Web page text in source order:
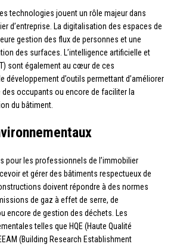
technologies jouent un rôle majeur dans
d’entreprise. La digitalisation des espaces de
gestion des flux de personnes et une
des surfaces. L’intelligence artificielle et
sont également au cœur de ces
développement d’outils permettant d’améliorer
des occupants ou encore de faciliter la
du bâtiment.
pour les professionnels de l’immobilier
et gérer des bâtiments respectueux de
doivent répondre à des normes
de gaz à effet de serre, de
encore de gestion des déchets. Les
telles que HQE (Haute Qualité
(Building Research Establishment